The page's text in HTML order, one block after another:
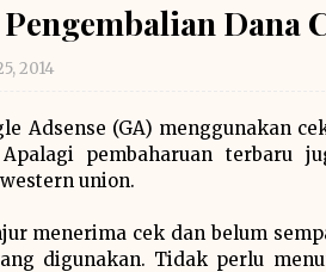
Dana
2014
Adsense (GA) menggunakan
pembaharuan terbaru
union.
menerima cek dan belum
digunakan. Tidak perlu